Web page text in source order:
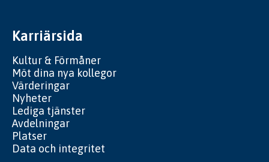
Karriärsida
Kultur & Förmåner
Möt dina nya kollegor
Värderingar
Nyheter
Lediga tjänster
Avdelningar
Platser
Data och integritet